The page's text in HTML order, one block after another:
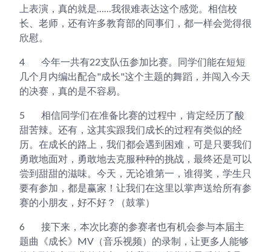
上表演，真的就是……我很难表达这个感觉。相信校
长、老师，还有许多教育部的同事们，都一样会觉得很
欣慰。
4
今年一共有22支队伍参加比赛。同学们能在短短
几个月内编出配合"成长"这个主题的舞蹈，并闯入今天
的决赛，真的是不容易。
5
相信同学们在准备比赛的过程中，肯定经历了酸
甜苦辣。还有，这其实跟我们成长的过程有类似的经
历。在成长的路上，我们都会遇到困难，可是只要我们
勇敢地面对，勇敢地去克服种种的挑战，最终还是可以
尝到甜甜的滋味。今天，无论谁第一，谁得奖，学生只
要有参加，都是赢家！让我们在这里以掌声送给所有参
赛的小朋友，好不好？（鼓掌）
6
接下来，本次比赛的参赛者也有机会参与本届主
题曲《成长》MV（音乐视频）的录制，让更多人能够